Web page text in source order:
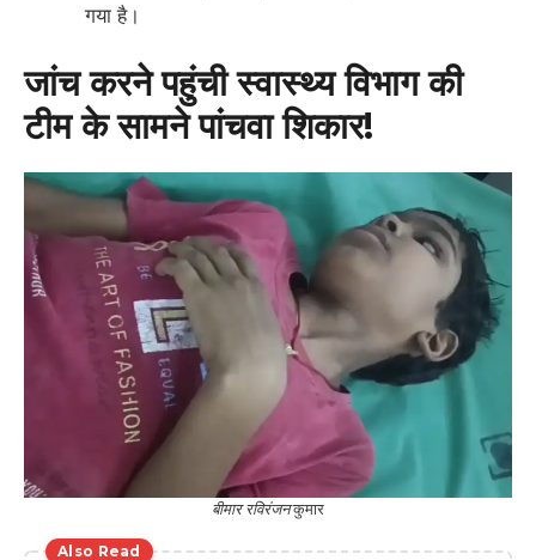
गया है।
जांच करने पहुंची स्वास्थ्य विभाग की
टीम के सामने पांचवा शिकार!
बीमार रविरंजनकुमार
Also Read